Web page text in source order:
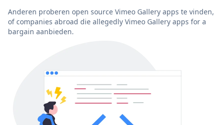
Anderen proberen open source Vimeo Gallery apps te vinden,
of companies abroad die allegedly Vimeo Gallery apps for a
bargain aanbieden.